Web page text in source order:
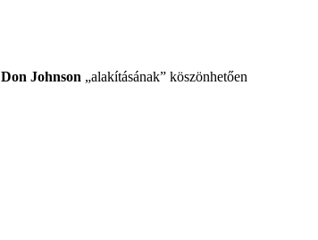
Don Johnson „alakításának” köszönhetően